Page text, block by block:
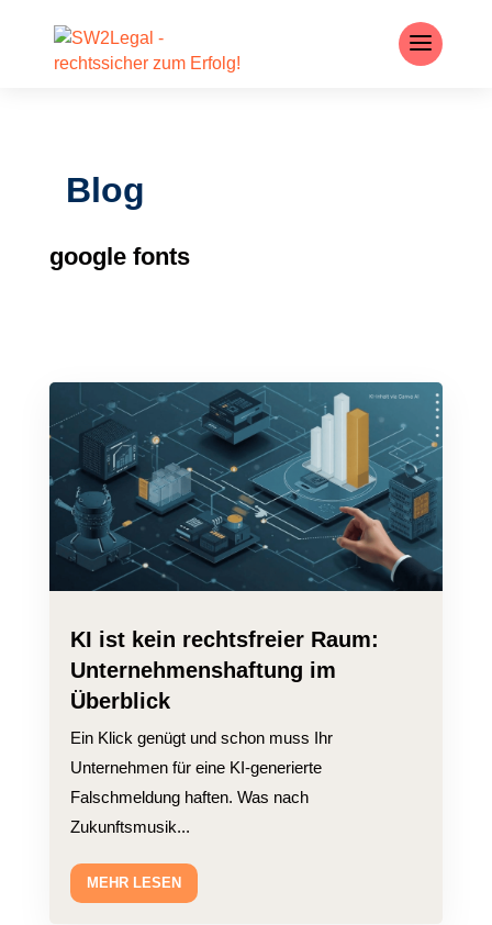
Blog
google fonts
KI ist kein rechtsfreier Raum:
Unternehmenshaftung im
Überblick
Ein Klick genügt und schon muss Ihr
Unternehmen für eine KI-generierte
Falschmeldung haften. Was nach
Zukunftsmusik...
MEHR LESEN